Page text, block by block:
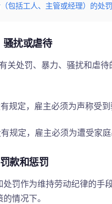
包括工人、主管或经理）的处罚
骚扰或虐待
关处罚、暴力、骚扰和虐
规定，雇主必须为声称受到
规定，雇主必须为遭受家庭
款和惩罚
处罚作为维持劳动纪律的手
情况下。